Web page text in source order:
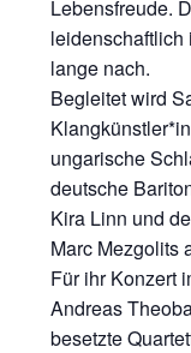
Lebensfreude.
leidenschaftlich
lange nach.
Begleitet wird
ungarische
deutsche
Kira Linn und
Marc Mezgolits
Für ihr Konzert
Andreas
besetzte